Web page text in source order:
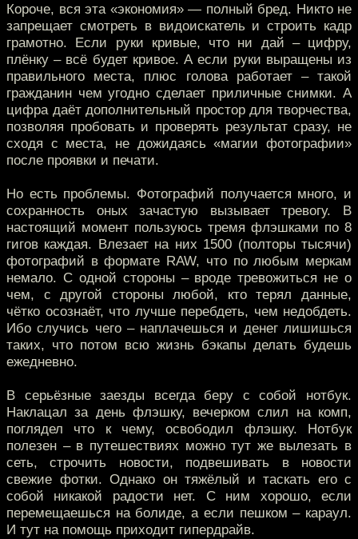
Короче, вся эта «экономия» — полный бред. Никто не
запрещает смотреть в видоискатель и строить кадр
грамотно. Если руки кривые, что ни дай – цифру,
плёнку – всё будет кривое. А если руки выращены из
правильного места, плюс голова работает – такой
гражданин чем угодно сделает приличные снимки. А
цифра даёт дополнительный простор для творчества,
позволяя пробовать и проверять результат сразу, не
сходя с места, не дожидаясь «магии фотографии»
после проявки и печати.
Но есть проблемы. Фотографий получается много, и
сохранность оных зачастую вызывает тревогу. В
настоящий момент пользуюсь тремя флэшками по 8
гигов каждая. Влезает на них 1500 (полторы тысячи)
фотографий в формате RAW, что по любым меркам
немало. С одной стороны – вроде тревожиться не о
чем, с другой стороны любой, кто терял данные,
чётко осознаёт, что лучше перебдеть, чем недобдеть.
Ибо случись чего – наплачешься и денег лишишься
таких, что потом всю жизнь бэкапы делать будешь
ежедневно.
В серьёзные заезды всегда беру с собой нотбук.
Наклацал за день флэшку, вечерком слил на комп,
поглядел что к чему, освободил флэшку. Нотбук
полезен – в путешествиях можно тут же вылезать в
сеть, строчить новости, подвешивать в новости
свежие фотки. Однако он тяжёлый и таскать его с
собой никакой радости нет. С ним хорошо, если
перемещаешься на болиде, а если пешком – караул.
И тут на помощь приходит гипердрайв.